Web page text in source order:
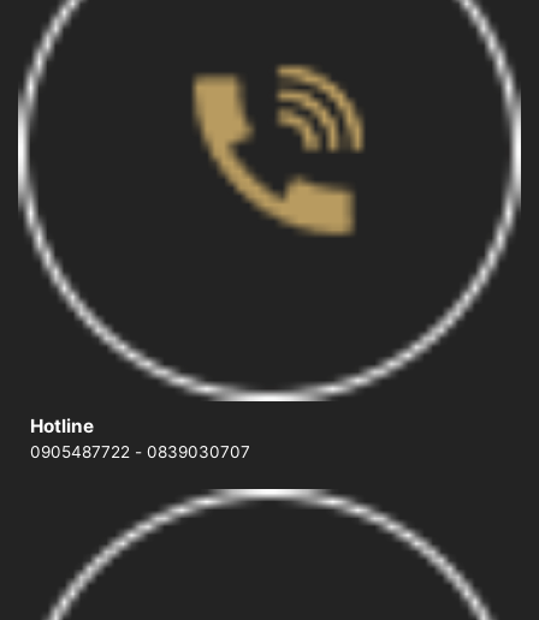
Hotline
0905487722 - 0839030707